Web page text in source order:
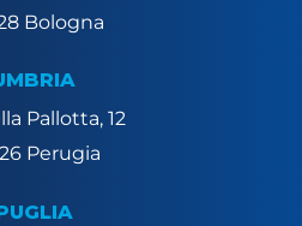
Bologna
Pallotta, 12
Perugia